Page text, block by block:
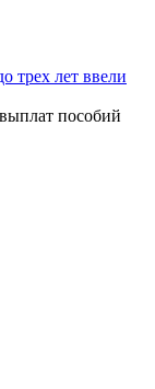
трех лет ввели
пособий